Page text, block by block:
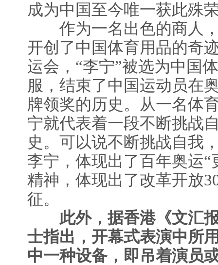
成为中国至今唯一获此殊
作为一名出色的商人，
开创了中国体育用品的奇
运会，“李宁”被选为中国
服，结束了中国运动员在
牌领奖的历史。从一名体
宁就代表着一段不断挑战
史。可以说不断挑战自我
李宁，体现出了百年奥运
精神，体现出了改革开放
征。
此外，据香港《文汇
士指出，开幕式表演中所
中一种设备，即吊着演员